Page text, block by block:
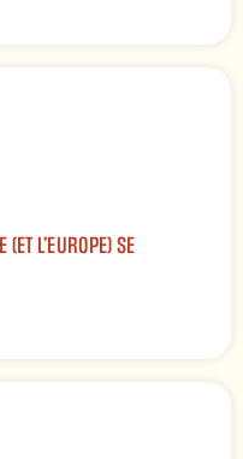
L’EUROPE) SE